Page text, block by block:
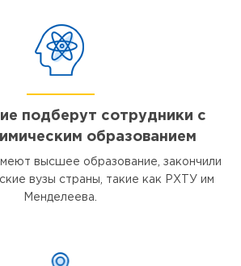
подберут сотрудники с
образованием
высшее образование, закончили
вузы страны, такие как РХТУ им
Менделеева.